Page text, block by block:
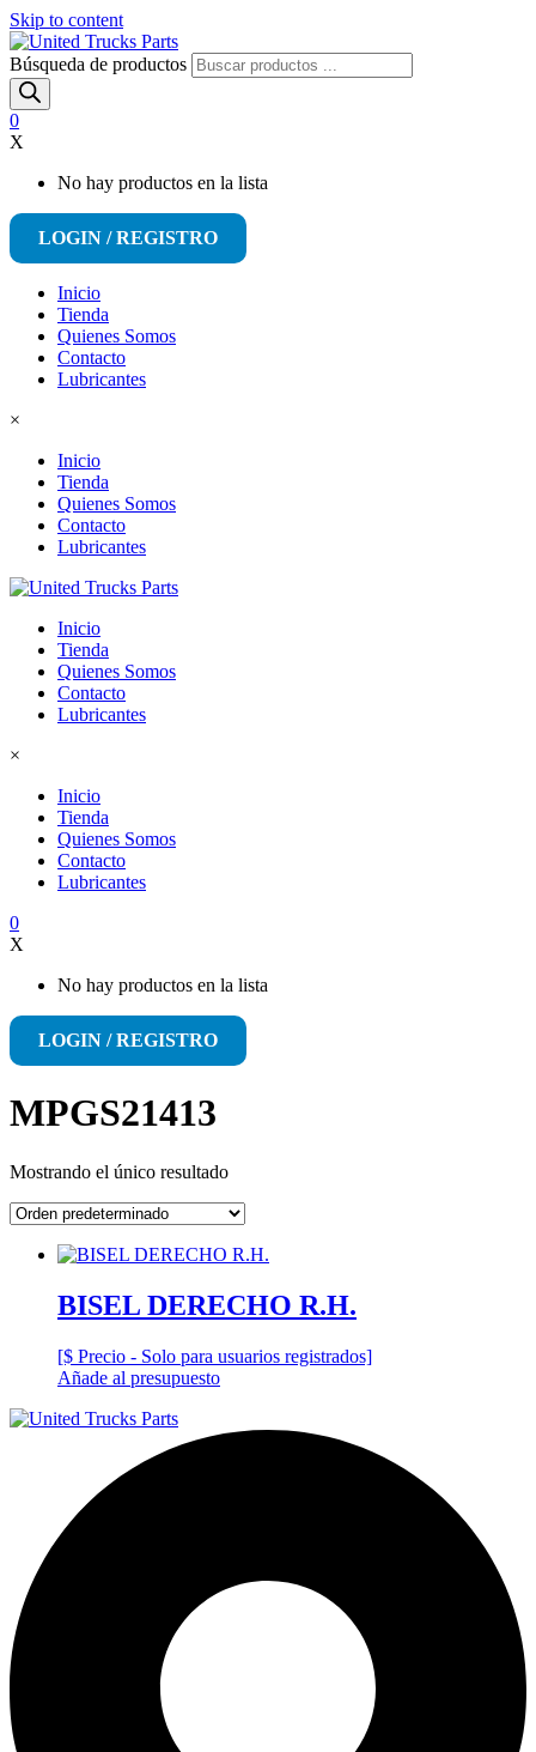
Skip to content
Búsqueda de productos
0
X
No hay productos en la lista
LOGIN / REGISTRO
Inicio
Tienda
Quienes Somos
Contacto
Lubricantes
×
Inicio
Tienda
Quienes Somos
Contacto
Lubricantes
Inicio
Tienda
Quienes Somos
Contacto
Lubricantes
×
Inicio
Tienda
Quienes Somos
Contacto
Lubricantes
0
X
No hay productos en la lista
LOGIN / REGISTRO
MPGS21413
Mostrando el único resultado
BISEL DERECHO R.H.
[$ Precio - Solo para usuarios registrados]
Añade al presupuesto